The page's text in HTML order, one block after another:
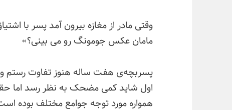
وقتی مادر از مغازه بیرون آمد پسر با
مامان عکس جومونگ رو می بینی؟»
پسربچه‌ی هفت ساله هنوز تفاوت رستم و
اول شاید کمی مضحک به نظر رسد اما
همواره مورد توجه جوامع مختلف بوده